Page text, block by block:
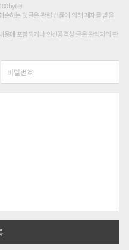
손하는 댓글은 관련 법률에 의해 제재를 받을
용에 포함되거나 인신공격성 글은 관리자의 판